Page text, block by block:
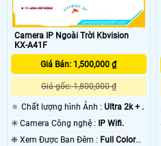
Camera IP Ngoài Trời Kbvision
KX-A41F
Giá Bán: 1,500,000 ₫
Giá gốc: 1,800,000 ₫
🔅 Chất lượng hình Ảnh : Ultra 2k + .
✳️ Camera Công nghệ :
IP Wifi.
❈ Xem Được Ban Đêm : Full Color